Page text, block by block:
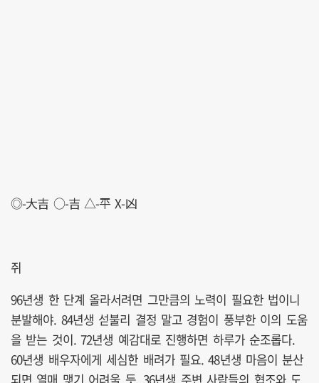
◎-大吉 ○-吉 △-平 X-凶
쥐
96년생 한 단계 올라서려면 그만큼의 노력이 필요한 법이니
분발해야. 84년생 섣불리 결정 말고 경험이 풍부한 이의 도움
을 받는 것이. 72년생 예감대로 진행하면 하루가 순조롭다.
60년생 배우자에게 세심한 배려가 필요. 48년생 마음이 분산
되면 열매 맺기 어려울 듯. 36년생 주변 사람들의 협조와 도